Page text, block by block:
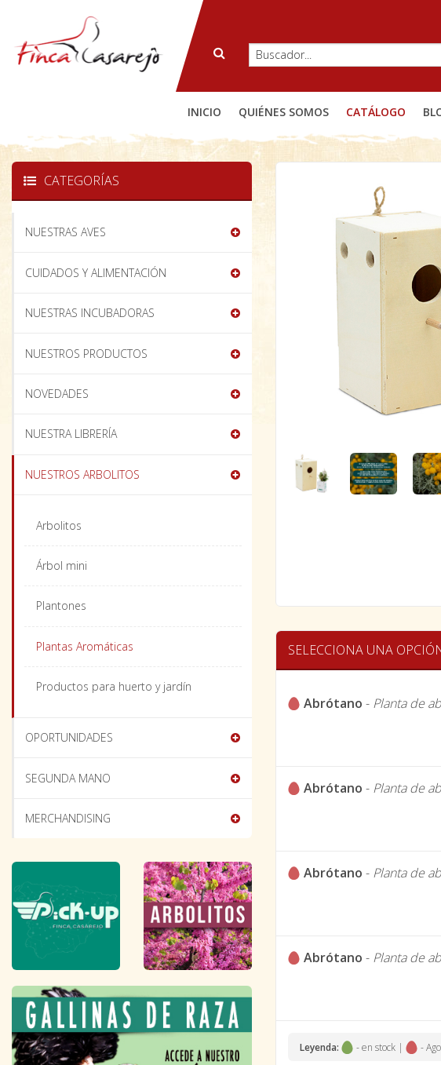
INICIO QUIÉNES SOMOS CATÁLOGO
SELECCIONA UNA
Abrótano - Planta de
Abrótano - Planta de
Abrótano - Planta de
Abrótano - Planta de
Leyenda: - en stock | -
CATEGORÍAS
NUESTRAS AVES
CUIDADOS Y ALIMENTACIÓN
NUESTRAS INCUBADORAS
NUESTROS PRODUCTOS
NOVEDADES
NUESTRA LIBRERÍA
NUESTROS ARBOLITOS
Arbolitos
Árbol mini
Plantones
Plantas Aromáticas
Productos para huerto y jardín
OPORTUNIDADES
SEGUNDA MANO
MERCHANDISING